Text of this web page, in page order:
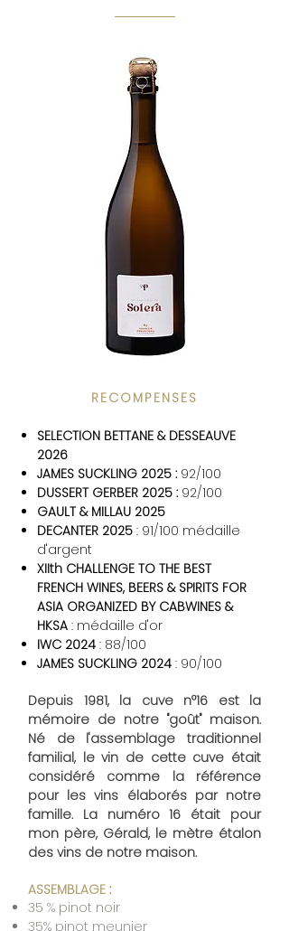
RECOMPENSES
SELECTION BETTANE & DESSEAUVE
2026
JAMES SUCKLING 2025 : 92/100
DUSSERT GERBER 2025 : 92/100
GAULT & MILLAU 2025
DECANTER 2025 : 91/100 médaille
d'argent
XIIth CHALLENGE TO THE BEST
FRENCH WINES, BEERS & SPIRITS FOR
ASIA ORGANIZED BY CABWINES &
HKSA : médaille d'or
IWC 2024 : 88/100
JAMES SUCKLING 2024 : 90/100
Depuis 1981, la cuve n°16 est la
mémoire de notre "goût" maison.
Né de l'assemblage traditionnel
familial, le vin de cette cuve était
considéré comme la référence
pour les vins élaborés par notre
famille. La numéro 16 était pour
mon père, Gérald, le mètre étalon
des vins de notre maison.
ASSEMBLAGE :
35 % pinot noir
35% pinot meunier